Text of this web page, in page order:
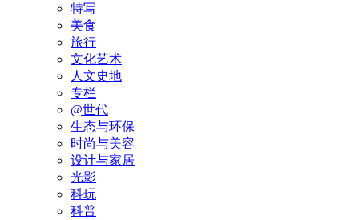
特写
美食
旅行
文化艺术
人文史地
专栏
@世代
生态与环保
时尚与美容
设计与家居
光影
科玩
科普